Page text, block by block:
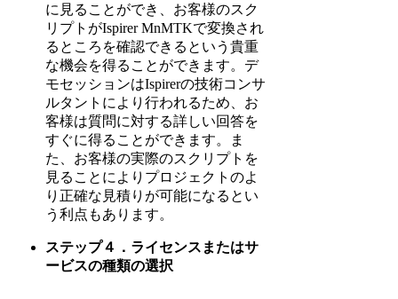
に見ることができ、お客様のスク
リプトがIspirer MnMTKで変換され
るところを確認できるという貴重
な機会を得ることができます。デ
モセッションはIspirerの技術コンサ
ルタントにより行われるため、お
客様は質問に対する詳しい回答を
すぐに得ることができます。ま
た、お客様の実際のスクリプトを
見ることによりプロジェクトのよ
り正確な見積りが可能になるとい
う利点もあります。
ステップ４．ライセンスまたはサ
ービスの種類の選択